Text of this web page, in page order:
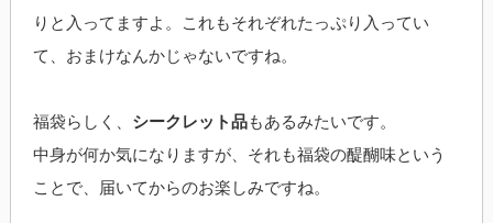
りと入ってますよ。これもそれぞれたっぷり入ってい
て、おまけなんかじゃないですね。
福袋らしく、 シークレット品もあるみたいです。
中身が何か気になりますが、それも福袋の醍醐味という
ことで、届いてからのお楽しみですね。